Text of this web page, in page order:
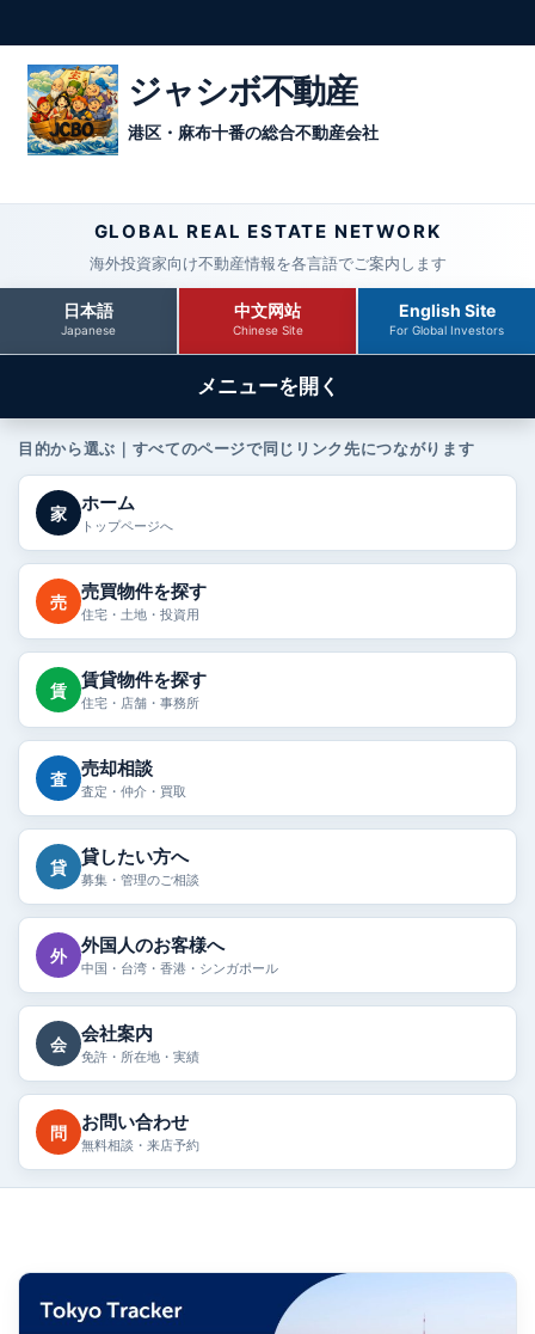
ジャシボ不動産
港区・麻布十番の総合不動産会社
GLOBAL REAL ESTATE NETWORK
海外投資家向け不動産情報を各言語でご案内します
日本語
Japanese
中文网站
Chinese Site
English Site
For Global Investors
メニューを開く
目的から選ぶ｜すべてのページで同じリンク先につながります
家 ホーム
トップページへ
売 売買物件を探す
住宅・土地・投資用
賃 賃貸物件を探す
住宅・店舗・事務所
査 売却相談
査定・仲介・買取
貸 貸したい方へ
募集・管理のご相談
外 外国人のお客様へ
中国・台湾・香港・シンガポール
会 会社案内
免許・所在地・実績
問 お問い合わせ
無料相談・来店予約